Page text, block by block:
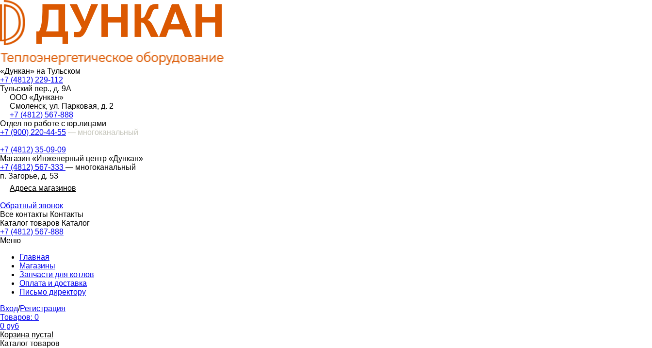
«Дункан» на Тульском
+7 (4812) 229-112
Тульский пер., д. 9А
ООО «Дункан»
Смоленск, ул. Парковая, д. 2
+7 (4812) 567-888
Отдел по работе с юр.лицами
+7 (900) 220-44-55 — многоканальный
+7 (4812) 35-09-09
Магазин «Инженерный центр «Дункан»
+7 (4812) 567-333 — многоканальный
п. Загорье, д. 53
Адреса магазинов
Обратный звонок
Все контакты Контакты
Каталог товаров Каталог
+7 (4812) 567-888
Меню
Главная
Магазины
Запчасти для котлов
Оплата и доставка
Письмо директору
Вход/Регистрация
Товаров: 0
0 руб
Корзина пуста!
Каталог товаров